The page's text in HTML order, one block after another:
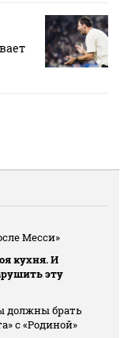
Месси»
кухня. И
эту
должны брать
с «Родиной»